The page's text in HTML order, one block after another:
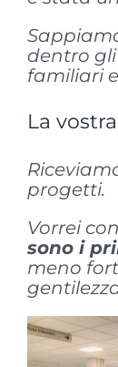
dentro
familiari
La
progetti.
Vorrei
sono i
meno